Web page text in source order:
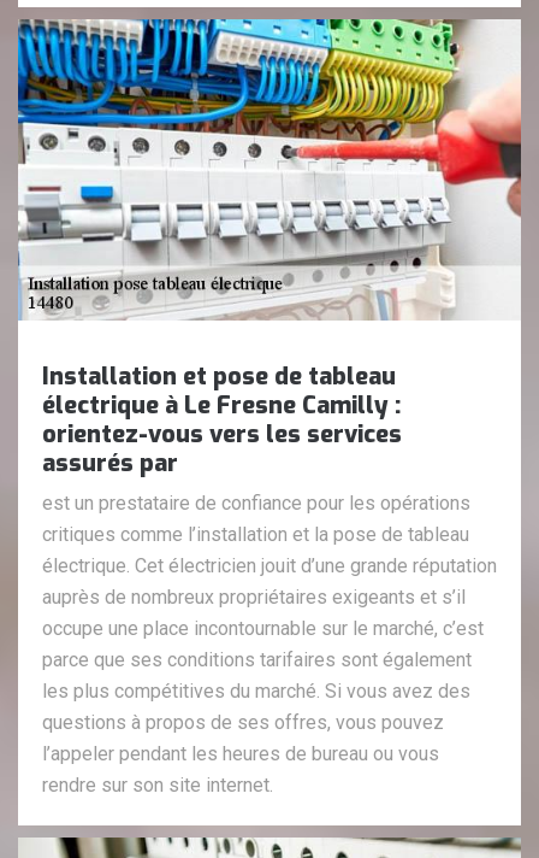
Installation et pose de tableau
électrique à Le Fresne Camilly :
orientez-vous vers les services
assurés par
est un prestataire de confiance pour les opérations
critiques comme l’installation et la pose de tableau
électrique. Cet électricien jouit d’une grande réputation
auprès de nombreux propriétaires exigeants et s’il
occupe une place incontournable sur le marché, c’est
parce que ses conditions tarifaires sont également
les plus compétitives du marché. Si vous avez des
questions à propos de ses offres, vous pouvez
l’appeler pendant les heures de bureau ou vous
rendre sur son site internet.